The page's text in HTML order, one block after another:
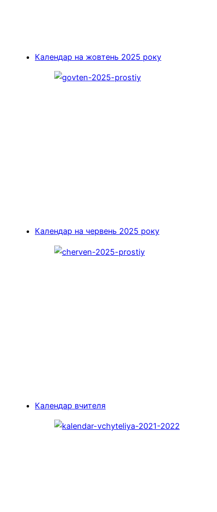
Календар на жовтень 2025 року
Календар на червень 2025 року
Календар вчителя